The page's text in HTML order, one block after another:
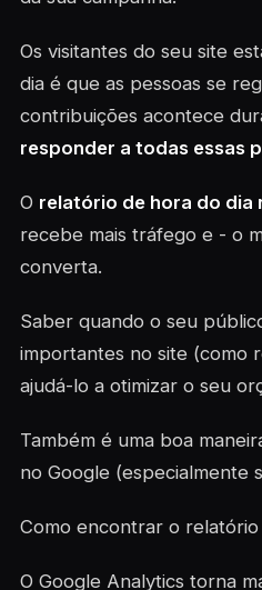
Os visitantes do seu site
dia é que as pessoas se
contribuições acontece
responder a todas essas
O relatório de hora do dia
recebe mais tráfego e - o
converta.
Saber quando o seu
importantes no site (como
ajudá-lo a otimizar o seu
Também é uma boa
no Google (especialmente
Como encontrar o relatório
O Google Analytics torna